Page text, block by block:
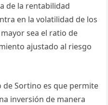
de la rentabilidad
en la volatilidad de los
sea el ratio de
ajustado al riesgo
de Sortino es que permite
inversión de manera